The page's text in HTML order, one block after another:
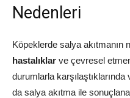
Nedenleri
Köpeklerde salya akıtmanın
hastalıklar ve çevresel
durumlarla
da salya akıtma ile